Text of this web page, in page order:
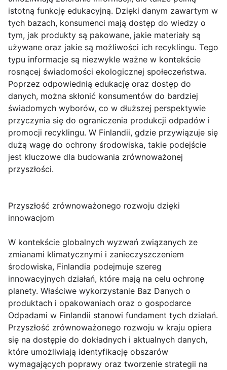
istotną funkcję edukacyjną. Dzięki danym zawartym w
tych bazach, konsumenci mają dostęp do wiedzy o
tym, jak produkty są pakowane, jakie materiały są
używane oraz jakie są możliwości ich recyklingu. Tego
typu informacje są niezwykle ważne w kontekście
rosnącej świadomości ekologicznej społeczeństwa.
Poprzez odpowiednią edukację oraz dostęp do
danych, można skłonić konsumentów do bardziej
świadomych wyborów, co w dłuższej perspektywie
przyczynia się do ograniczenia produkcji odpadów i
promocji recyklingu. W Finlandii, gdzie przywiązuje się
dużą wagę do ochrony środowiska, takie podejście
jest kluczowe dla budowania zrównoważonej
przyszłości.
Przyszłość zrównoważonego rozwoju dzięki
innowacjom
W kontekście globalnych wyzwań związanych ze
zmianami klimatycznymi i zanieczyszczeniem
środowiska, Finlandia podejmuje szereg
innowacyjnych działań, które mają na celu ochronę
planety. Właściwe wykorzystanie Baz Danych o
produktach i opakowaniach oraz o gospodarce
Odpadami w Finlandii stanowi fundament tych działań.
Przyszłość zrównoważonego rozwoju w kraju opiera
się na dostępie do dokładnych i aktualnych danych,
które umożliwiają identyfikację obszarów
wymagających poprawy oraz tworzenie strategii na